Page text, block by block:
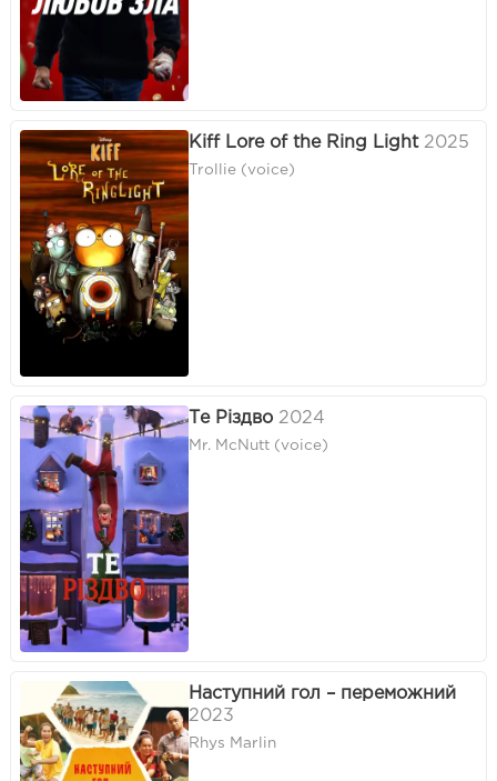
Kiff Lore of the Ring Light 2025
Trollie (voice)
Те Різдво 2024
Mr. McNutt (voice)
Наступний гол – переможний
2023
Rhys Marlin